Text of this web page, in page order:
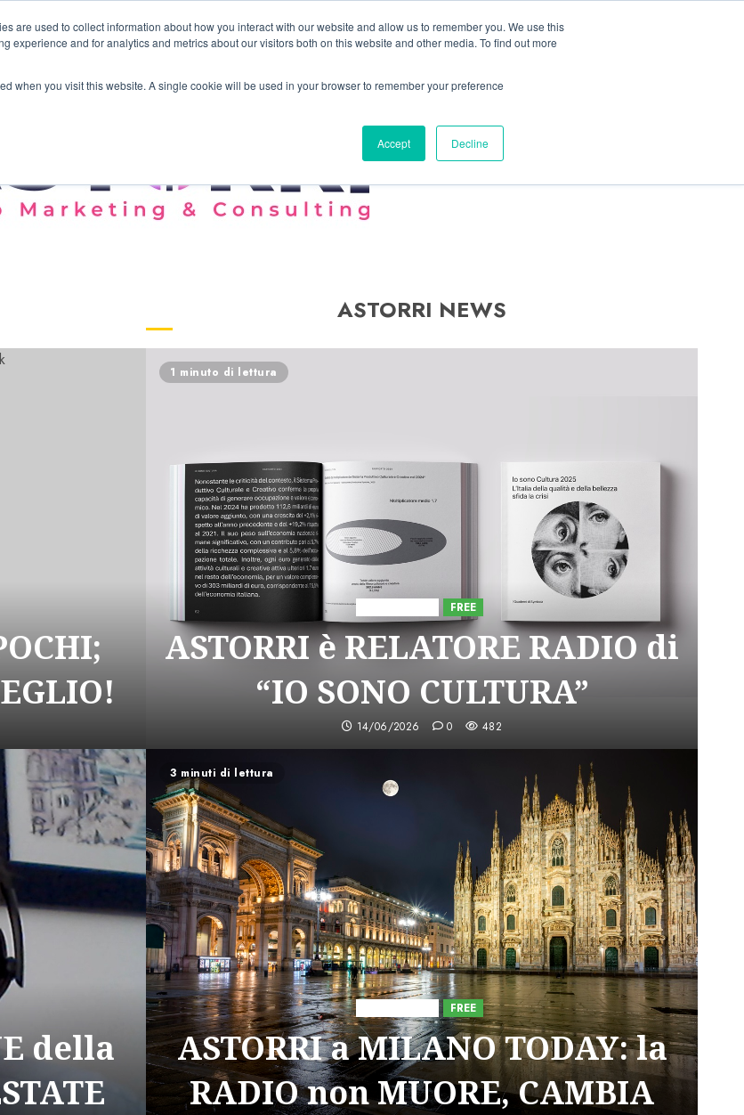
are used to collect information about how you interact with our website and allow us to remember you. We use this
experience and for analytics and metrics about our visitors both on this website and other media. To find out more
when you visit this website. A single cookie will be used in your browser to remember your preference
Accept Decline
LinkedinFacebook
della
ASTORRI NEWS
1 minuto di lettura
FREE
ASTORRI è RELATORE RADIO di
“IO SONO CULTURA”
14/06/2026 0 482
3 minuti di lettura
FREE
ASTORRI a MILANO TODAY: la
RADIO non MUORE, CAMBIA